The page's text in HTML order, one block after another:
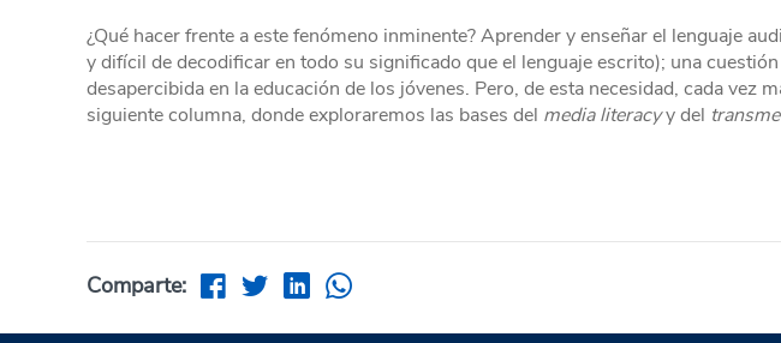
¿Qué hacer frente a este fenómeno inminente? Aprender y enseñar el lenguaje
y difícil de decodificar en todo su significado que el lenguaje escrito); una
desapercibida en la educación de los jóvenes. Pero, de esta necesidad, cada vez
siguiente columna, donde exploraremos las bases del media literacyy del
Comparte: